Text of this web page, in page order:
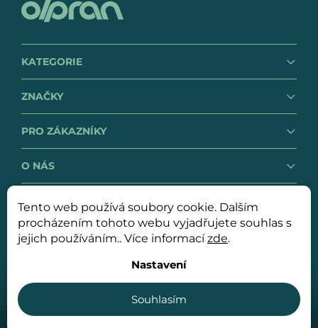
Tento web používá soubory cookie. Dalším
procházením tohoto webu vyjadřujete souhlas s
jejich používáním.. Více informacízde.
Nastavení
Souhlasím
KATEGORIE
ZNAČKY
PRO ZÁKAZNÍKY
O NÁS
GDPR
Obchodní podmínky
Copyright 2026OLPRAN spol. s r. o.. Všechna práva